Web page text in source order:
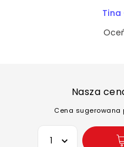
Tina
Nasza
Cena sugerowana
Wybierz opcję